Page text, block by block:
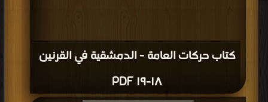
كتاب حركات العامة - الدمشقية في القرنين
١٨-١٩ PDF